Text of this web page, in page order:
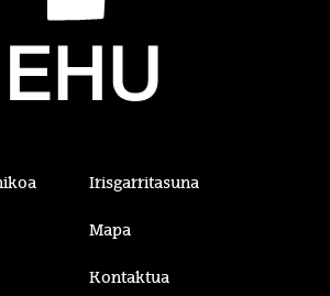
Irisgarritasuna
Mapa
Kontaktua